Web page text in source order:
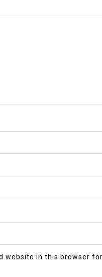
website in this browser